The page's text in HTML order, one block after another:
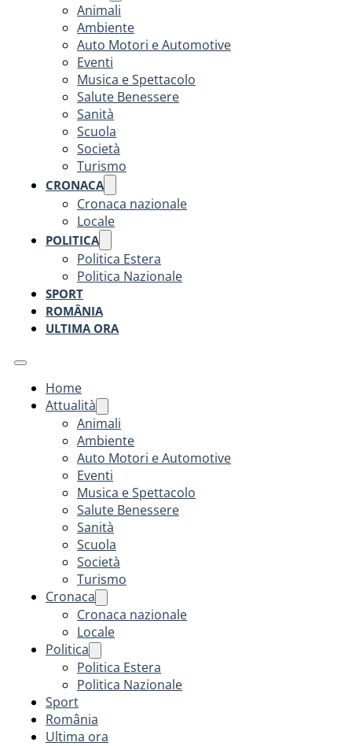
Animali
Ambiente
Auto Motori e Automotive
Eventi
Musica e Spettacolo
Salute Benessere
Sanità
Scuola
Società
Turismo
CRONACA
Cronaca nazionale
Locale
POLITICA
Politica Estera
Politica Nazionale
SPORT
ROMÂNIA
ULTIMA ORA
Home
Attualità
Animali
Ambiente
Auto Motori e Automotive
Eventi
Musica e Spettacolo
Salute Benessere
Sanità
Scuola
Società
Turismo
Cronaca
Cronaca nazionale
Locale
Politica
Politica Estera
Politica Nazionale
Sport
România
Ultima ora